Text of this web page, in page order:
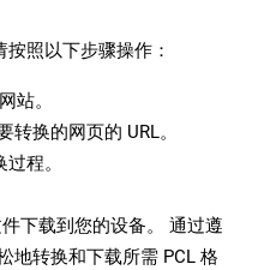
照以下步骤操作：
网站。
换的网页的 URL。
程。
下载到您的设备。 通过遵
地转换和下载所需 PCL 格